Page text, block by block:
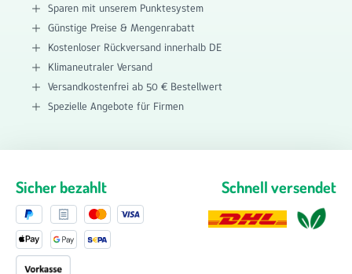
Sparen mit unserem Punktesystem
Günstige Preise & Mengenrabatt
Kostenloser Rückversand innerhalb DE
Klimaneutraler Versand
Versandkostenfrei ab 50 € Bestellwert
Spezielle Angebote für Firmen
Sicher bezahlt Schnell versendet